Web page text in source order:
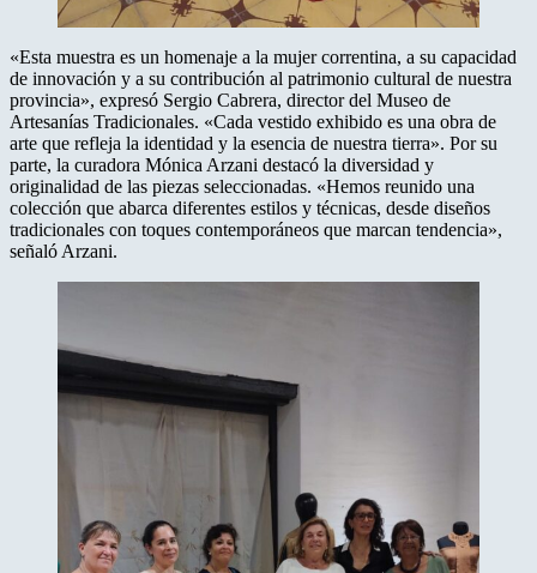
«Esta muestra es un homenaje a la mujer correntina, a su capacidad
de innovación y a su contribución al patrimonio cultural de nuestra
provincia», expresó Sergio Cabrera, director del Museo de
Artesanías Tradicionales. «Cada vestido exhibido es una obra de
arte que refleja la identidad y la esencia de nuestra tierra». Por su
parte, la curadora Mónica Arzani destacó la diversidad y
originalidad de las piezas seleccionadas. «Hemos reunido una
colección que abarca diferentes estilos y técnicas, desde diseños
tradicionales con toques contemporáneos que marcan tendencia»,
señaló Arzani.